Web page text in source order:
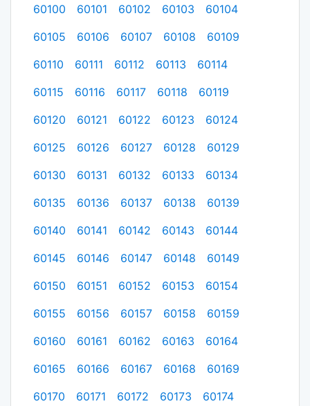
60100 60101 60102 60103
60104
60105
60106 60107 60108
60109
60110
60111 60112 60113
60114
60115
60116 60117 60118
60119
60120
60121 60122 60123
60124
60125
60126 60127 60128
60129
60130
60131 60132 60133
60134
60135
60136 60137 60138
60139
60140
60141 60142 60143
60144
60145
60146 60147 60148
60149
60150
60151 60152 60153
60154
60155
60156 60157 60158
60159
60160
60161 60162 60163
60164
60165
60166 60167 60168
60169
60170
60171 60172 60173 60174